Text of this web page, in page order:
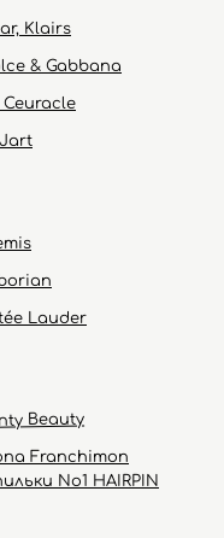
Ceuracle
Lauder
Franchimon
No1 HAIRPIN
Beauty
& Gabbana
Klairs